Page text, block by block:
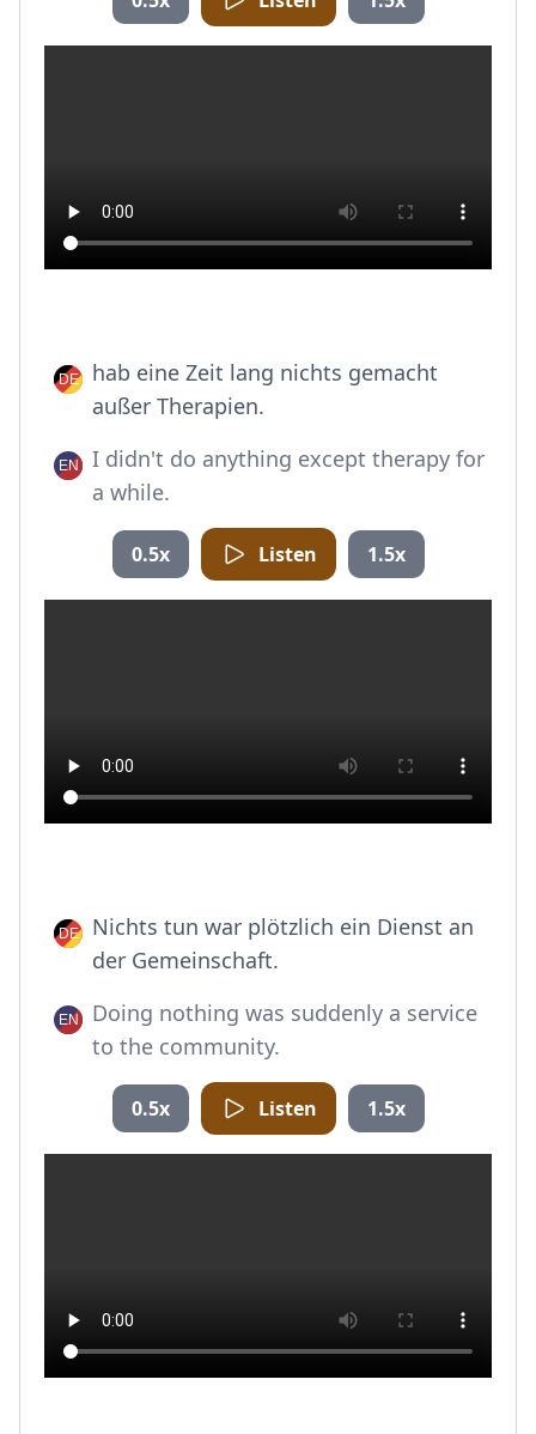
hab eine Zeit lang nichts gemacht
außer Therapien.
I didn't do anything except therapy for
a while.
0.5x Listen 1.5x
Nichts tun war plötzlich ein Dienst an
der Gemeinschaft.
Doing nothing was suddenly a service
to the community.
0.5x Listen 1.5x